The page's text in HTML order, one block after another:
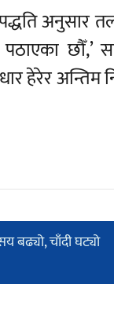
पद्धति
छौँ,’
हेरेर
बढ्यो, चाँदी घट्यो